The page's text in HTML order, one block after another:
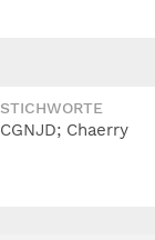
STICHWORTE
CGNJD; Chaerry